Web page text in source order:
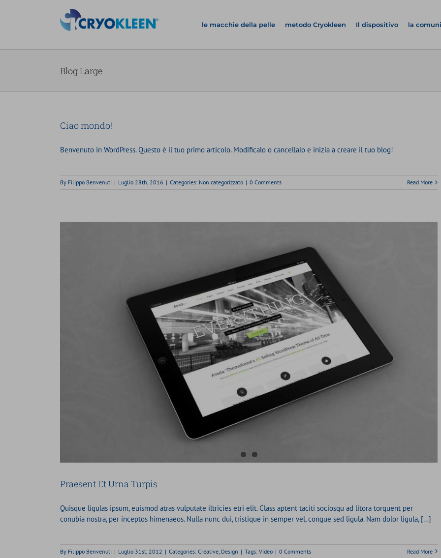
le macchie della pelle metodo Cryokleen Il dispositivo la
Blog Large
Ciao mondo!
Benvenuto in WordPress. Questo è il tuo primo articolo. Modificalo o cancellalo e inizia a creare il tuo blog!
By Filippo Benvenuti | Luglio 28th, 2016 | Categories: Non categorizzato | 0 Comments Read More
Praesent Et Urna Turpis
Quisque ligulas ipsum, euismod atras vulputate iltricies etri elit. Class aptent taciti sociosqu ad litora torquent per
conubia nostra, per inceptos himenaeos. Nulla nunc dui, tristique in semper vel, congue sed ligula. Nam dolor ligula, [...]
By Filippo Benvenuti | Luglio 31st, 2012 | Categories: Creative Design | Tags: Video | 0 Comments Read More